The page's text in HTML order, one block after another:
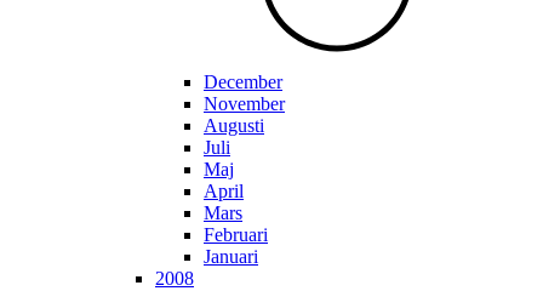
December
November
Augusti
Juli
Maj
April
Mars
Februari
Januari
2008